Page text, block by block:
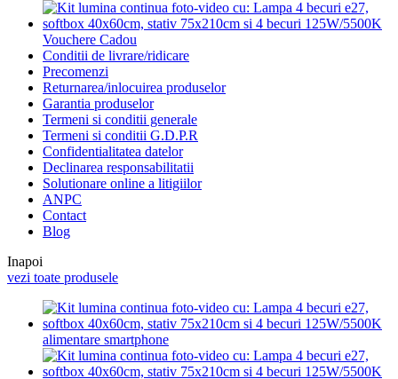
Vouchere Cadou
Conditii de livrare/ridicare
Precomenzi
Returnarea/inlocuirea produselor
Garantia produselor
Termeni si conditii generale
Termeni si conditii G.D.P.R
Confidentialitatea datelor
Declinarea responsabilitatii
Solutionare online a litigiilor
ANPC
Contact
Blog
Inapoi
vezi toate produsele
alimentare smartphone